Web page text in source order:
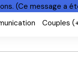
(Ce message a
Couples